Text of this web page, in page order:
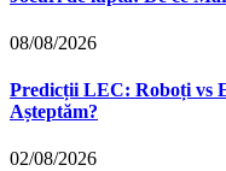
08/08/2026
Predicții LEC: Roboți vs
Așteptăm?
02/08/2026